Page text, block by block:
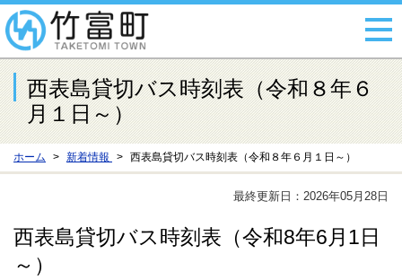
西表島貸切バス時刻表（令和８年６
月１日～）
ホーム 新着情報 西表島貸切バス時刻表（令和８年６月１日～）
最終更新日：2026年05月28日
西表島貸切バス時刻表（令和8年6月1日
～）